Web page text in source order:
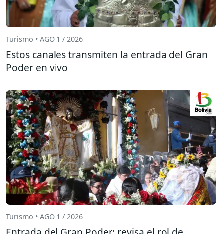
Turismo • AGO 1 / 2026
Estos canales transmiten la entrada del Gran
Poder en vivo
Turismo • AGO 1 / 2026